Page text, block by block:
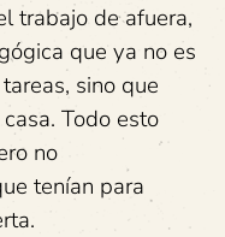
trabajo de afuera,
que ya no es
sino que
Todo esto
no
tenían para